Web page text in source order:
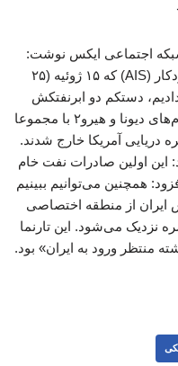
شبکه اجتماعی ایکس نوشت:
طبق داده‌های سامانه شناسایی خودکار (AIS) که ۱۵ ژوئیه (۲۵
دستکم دو ابرنفتکش
شرکت ملی نفتکش ایران (NITC) به نام‌های دیونا و هیرو۲ با مجموعا
دریایی آمریکا خارج شدند.
این اولین صادرات نفت خام
همچنین می‌توانیم ببینیم
از منطقه اختصاصی
نزدیک می‌شود. این تارنما
منتظر ورود به ایران» بود.